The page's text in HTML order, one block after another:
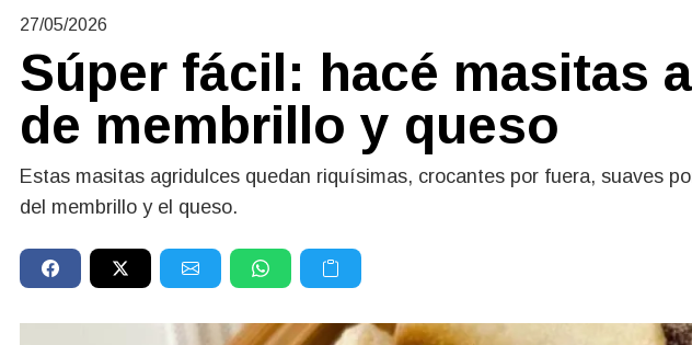
27/05/2026
Súper fácil: hacé masitas
de membrillo y queso
Estas masitas agridulces quedan riquísimas, crocantes por fuera, suaves
del membrillo y el queso.